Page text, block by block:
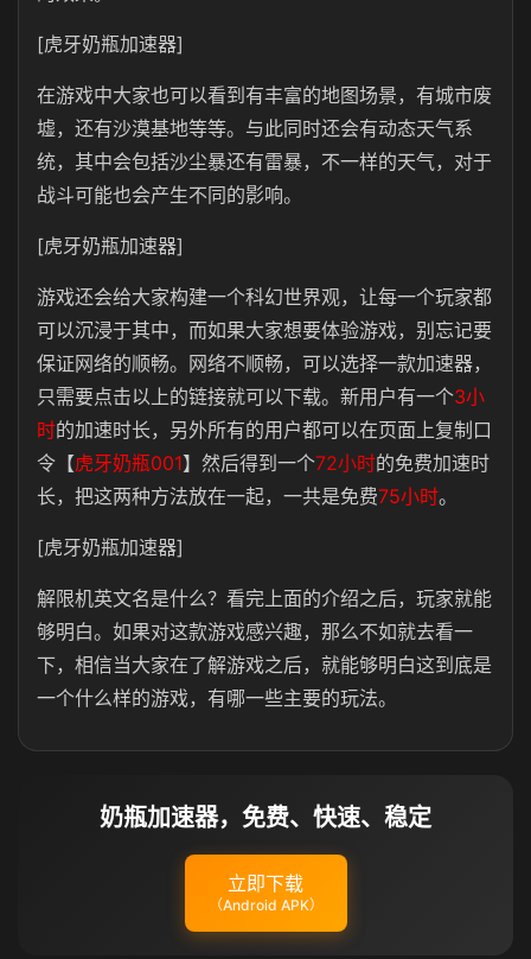
[虎牙奶瓶加速器]
在游戏中大家也可以看到有丰富的地图场景，有城市废
墟，还有沙漠基地等等。与此同时还会有动态天气系
统，其中会包括沙尘暴还有雷暴，不一样的天气，对于
战斗可能也会产生不同的影响。
[虎牙奶瓶加速器]
游戏还会给大家构建一个科幻世界观，让每一个玩家都
可以沉浸于其中，而如果大家想要体验游戏，别忘记要
保证网络的顺畅。网络不顺畅，可以选择一款加速器，
只需要点击以上的链接就可以下载。新用户有一个3小
时的加速时长，另外所有的用户都可以在页面上复制口
令【虎牙奶瓶001】然后得到一个72小时的免费加速时
长，把这两种方法放在一起，一共是免费75小时。
[虎牙奶瓶加速器]
解限机英文名是什么？看完上面的介绍之后，玩家就能
够明白。如果对这款游戏感兴趣，那么不如就去看一
下，相信当大家在了解游戏之后，就能够明白这到底是
一个什么样的游戏，有哪一些主要的玩法。
奶瓶加速器，免费、快速、稳定
立即下载
（Android APK）